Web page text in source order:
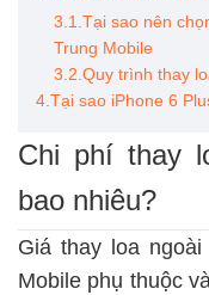
3.1.Tại sao nên
Trung Mobile
3.2.Quy trình thay
4.Tại sao iPhone 6
Chi phí thay
bao nhiêu?
Giá thay loa
Mobile phụ thuộc